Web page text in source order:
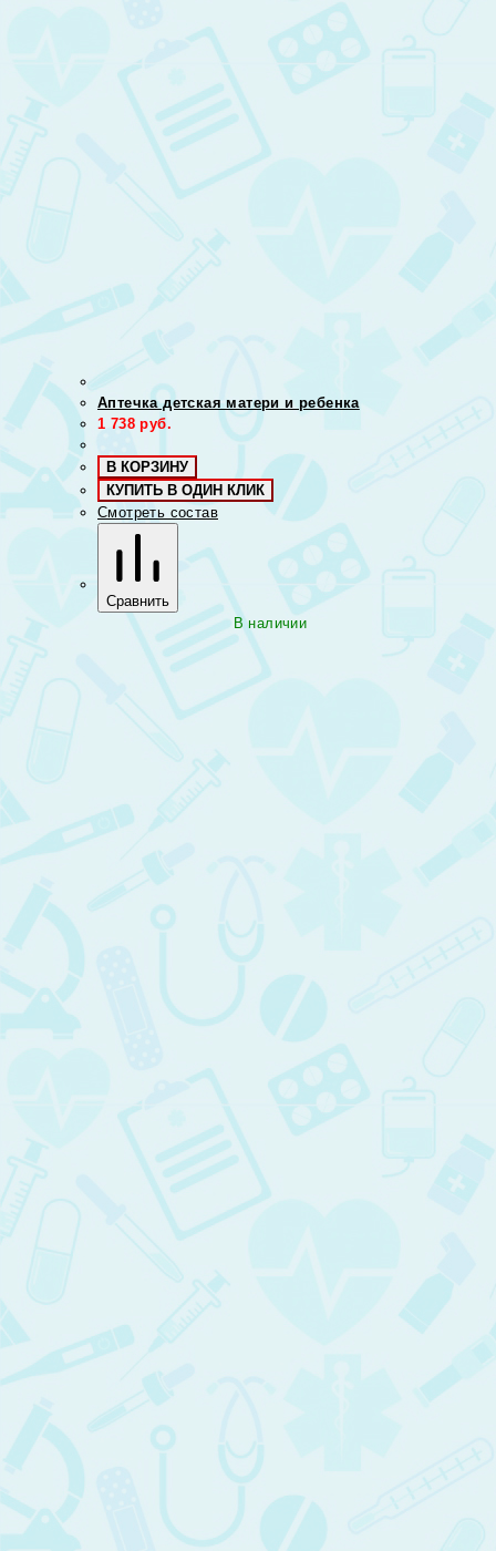
Аптечка детская матери и ребенка
1 738 руб.
В КОРЗИНУ
КУПИТЬ В ОДИН КЛИК
Смотреть состав
Сравнить
В наличии